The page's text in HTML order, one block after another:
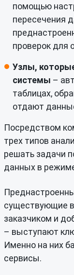
помощью
пересечения
проверок для
Узлы,
системы –
таблицах,
отдают
Посредством
трех типов
решать задачи
данных в
существующие
заказчиком и
– выступают
Именно на них
сервисы.